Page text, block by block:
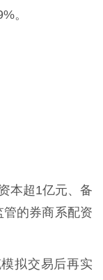
。
本超1亿元、备
的券商系配资
拟交易后再实